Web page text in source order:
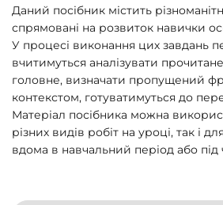
Даний посібник містить
спрямовані на розвиток навички
У процесі виконання цих завдань
вчитимуться аналізувати
головне, визначати пропущений
контекстом, готуватимуться до
Матеріал посібника можна
різних видів робіт на уроці, так і
вдома в навчальний період або під